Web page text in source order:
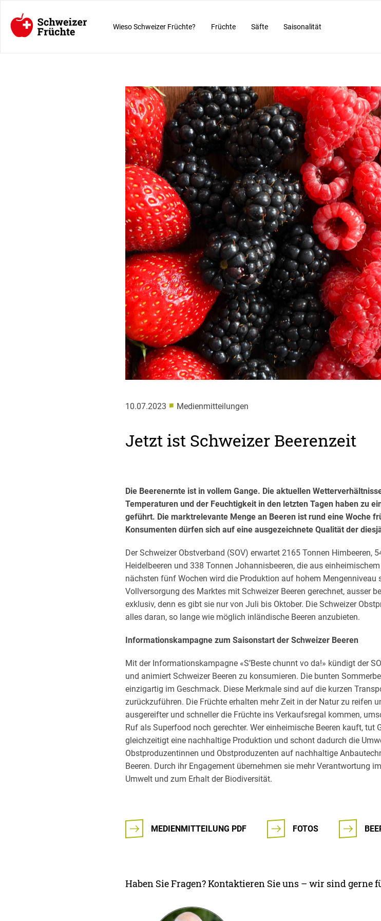
Wieso Schweizer Früchte? Früchte Säfte Saisonalität
10.07.2023 ■ Medienmitteilungen
Jetzt ist Schweizer Beerenzeit
Die Beerenernte ist in vollem Gange. Die aktuellen
Temperaturen und der Feuchtigkeit in den letzten Tagen haben zu
geführt. Die marktrelevante Menge an Beeren ist rund eine Woche
Konsumenten dürfen sich auf eine ausgezeichnete Qualität der
Der Schweizer Obstverband (SOV) erwartet 2165 Tonnen Himbeeren,
Heidelbeeren und 338 Tonnen Johannisbeeren, die aus
nächsten fünf Wochen wird die Produktion auf hohem Mengenniveau
Vollversorgung des Marktes mit Schweizer Beeren gerechnet, ausser
exklusiv, denn es gibt sie nur von Juli bis Oktober. Die Schweizer
alles daran, so lange wie möglich inländische Beeren anzubieten.
Informationskampagne zum Saisonstart der Schweizer Beeren
Mit der Informationskampagne «S’Beste chunnt vo da!» kündigt der
und animiert Schweizer Beeren zu konsumieren. Die bunten
einzigartig im Geschmack. Diese Merkmale sind auf die kurzen
zurückzuführen. Die Früchte erhalten mehr Zeit in der Natur zu reifen
ausgereifter und schneller die Früchte ins Verkaufsregal kommen,
Ruf als Superfood noch gerechter. Wer einheimische Beeren kauft, tut
gleichzeitigt eine nachhaltige Produktion und schont dadurch die
Obstproduzentinnen und Obstproduzenten auf nachhaltige
Beeren. Durch ihr Engagement übernehmen sie mehr Verantwortung
Umwelt und zum Erhalt der Biodiversität.
MEDIENMITTEILUNG PDF FOTOS
Haben Sie Fragen? Kontaktieren Sie uns – wir sind gerne